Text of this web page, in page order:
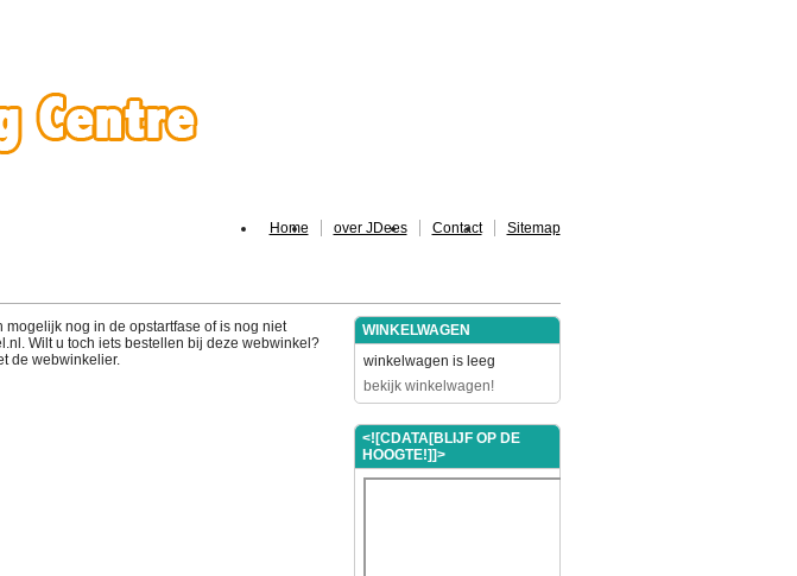
Home over JDees Contact Sitemap
nog in de opstartfase of is nog niet
Wilt u toch iets bestellen bij deze webwinkel?
de webwinkelier.
WINKELWAGEN
winkelwagen is leeg
bekijk winkelwagen!
<![CDATA[BLIJF OP DE
HOOGTE!]]>